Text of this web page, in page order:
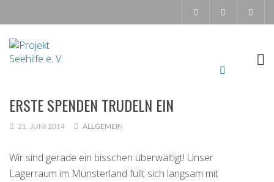
ERSTE SPENDEN TRUDELN EIN
21. JUNI 2014 ALLGEMEIN
Wir sind gerade ein bisschen überwältigt! Unser
Lagerraum im Münsterland füllt sich langsam mit